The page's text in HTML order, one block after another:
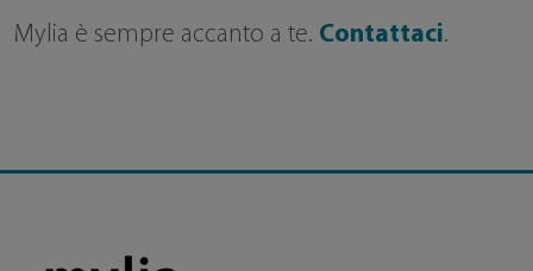
Mylia è sempre accanto a te. Contattaci.